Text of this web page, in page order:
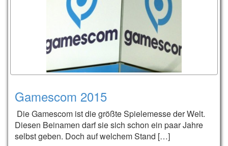
Gamescom 2015
Die Gamescom ist die größte Spielemesse der Welt.
Diesen Beinamen darf sie sich schon ein paar Jahre
selbst geben. Doch auf welchem Stand […]